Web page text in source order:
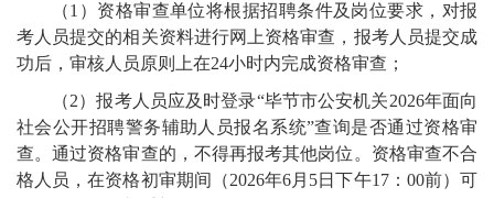
（1 ）资格审查单位将根据招聘条件及岗位要求，对报
考人员提交的相关资料进行网上资格审查，报考人员提交成
功后，审核人员原则上在24小时内完成资格审查；
（2）报考人员应及时登录“毕节市公安机关2026年面向
社会公开招聘警务辅助人员报名系统”查询是否通过资格审
查。通过资格审查的，不得再报考其他岗位。资格审查不合
格人员，在资格初审期间（2026年6月 5日下午17： 00前）可